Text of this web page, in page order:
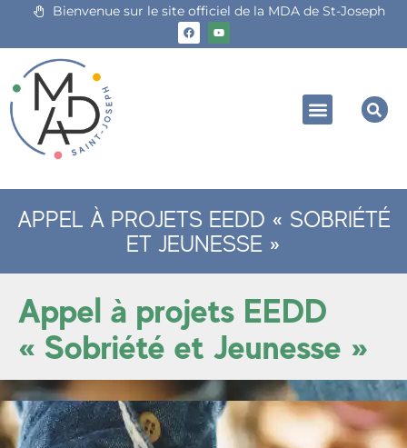
Bienvenue sur le site officiel de la MDA de St-Joseph
APPEL À PROJETS EEDD « SOBRIÉTÉ
ET JEUNESSE »
Appel à projets EEDD
« Sobriété et Jeunesse »